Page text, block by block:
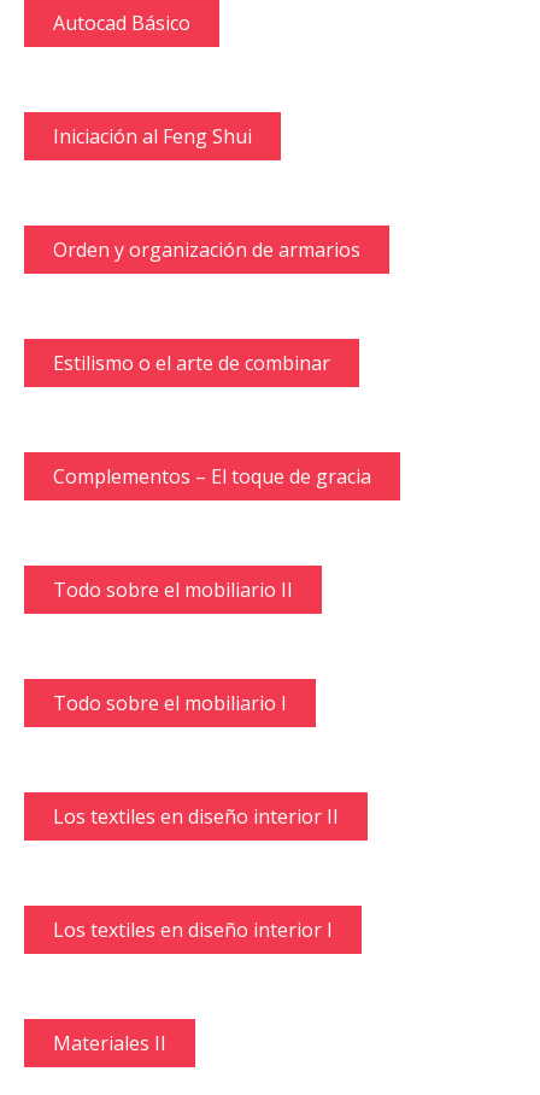
Autocad Básico
Iniciación al Feng Shui
Orden y organización de armarios
Estilismo o el arte de combinar
Complementos – El toque de gracia
Todo sobre el mobiliario II
Todo sobre el mobiliario I
Los textiles en diseño interior II
Los textiles en diseño interior I
Materiales II